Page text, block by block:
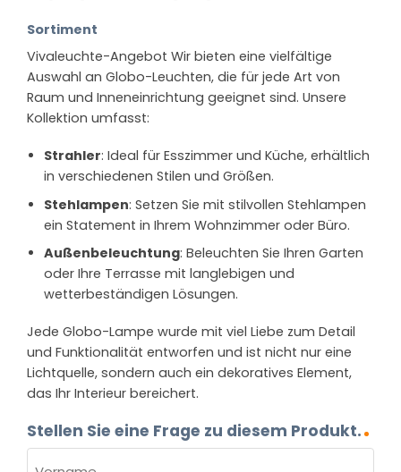
Sortiment
Vivaleuchte-Angebot Wir bieten eine vielfältige
Auswahl an Globo-Leuchten, die für jede Art von
Raum und Inneneinrichtung geeignet sind. Unsere
Kollektion umfasst:
Strahler: Ideal für Esszimmer und Küche, erhältlich
in verschiedenen Stilen und Größen.
Stehlampen: Setzen Sie mit stilvollen Stehlampen
ein Statement in Ihrem Wohnzimmer oder Büro.
Außenbeleuchtung: Beleuchten Sie Ihren Garten
oder Ihre Terrasse mit langlebigen und
wetterbeständigen Lösungen.
Jede Globo-Lampe wurde mit viel Liebe zum Detail
und Funktionalität entworfen und ist nicht nur eine
Lichtquelle, sondern auch ein dekoratives Element,
das Ihr Interieur bereichert.
Stellen Sie eine Frage zu diesem Produkt.